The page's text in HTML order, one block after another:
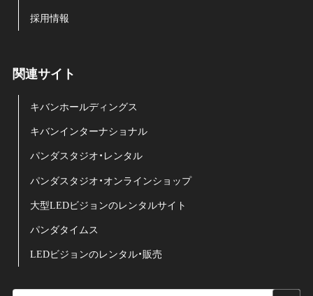
採用情報
関連サイト
キバンホールディングス
キバンインターナショナル
パンダスタジオ・レンタル
パンダスタジオ・オンラインショップ
大型LEDビジョンのレンタルサイト
パンダタイムス
LEDビジョンのレンタル・販売